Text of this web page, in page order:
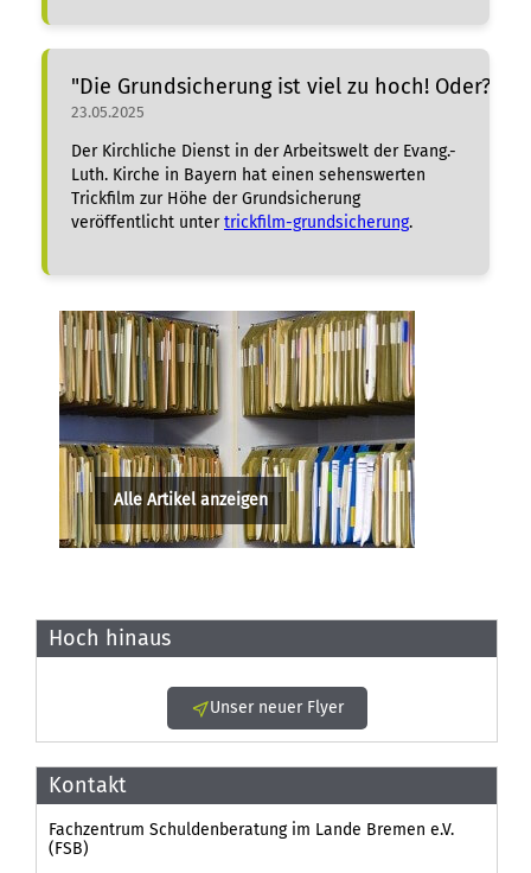
"Die Grundsicherung ist viel zu hoch! Oder?"
23.05.2025
Der Kirchliche Dienst in der Arbeitswelt der Evang.-
Luth. Kirche in Bayern hat einen sehenswerten
Trickfilm zur Höhe der Grundsicherung
veröffentlicht untertrickfilm-grundsicherung.
Alle Artikel anzeigen
Hoch hinaus
Unser neuer Flyer
Kontakt
Fachzentrum Schuldenberatung im Lande Bremen e.V.
(FSB)